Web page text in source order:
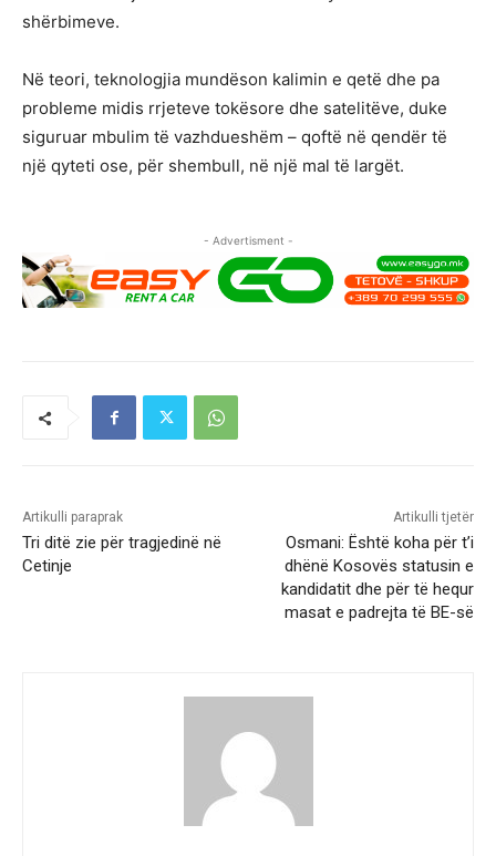
shërbimeve.
Në teori, teknologjia mundëson kalimin e qetë dhe pa
probleme midis rrjeteve tokësore dhe satelitëve, duke
siguruar mbulim të vazhdueshëm – qoftë në qendër të
një qyteti ose, për shembull, në një mal të largët.
- Advertisment -
Artikulli paraprak
Tri ditë zie për tragjedinë në
Cetinje
Artikulli tjetër
Osmani: Është koha për t’i
dhënë Kosovës statusin e
kandidatit dhe për të hequr
masat e padrejta të BE-së